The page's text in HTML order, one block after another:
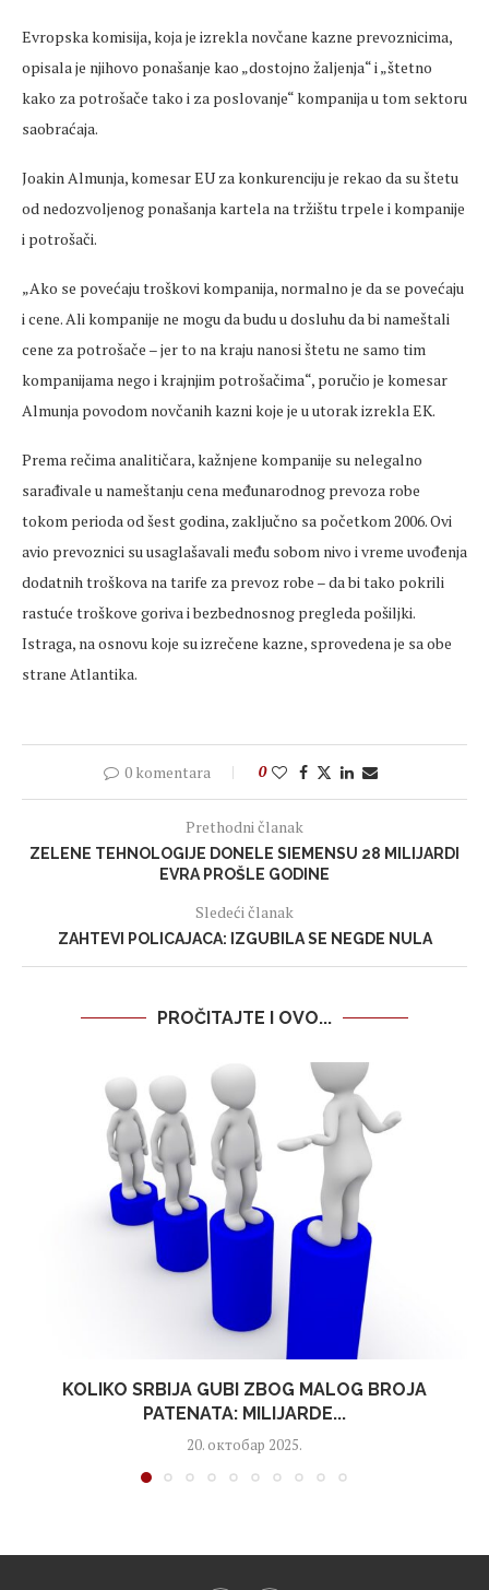
Evropska komisija, koja je izrekla novčane kazne prevoznicima,
opisala je njihovo ponašanje kao „dostojno žaljenja“ i „štetno
kako za potrošače tako i za poslovanje“ kompanija u tom sektoru
saobraćaja.
Joakin Almunja, komesar EU za konkurenciju je rekao da su štetu
od nedozvoljenog ponašanja kartela na tržištu trpele i kompanije
i potrošači.
„Ako se povećaju troškovi kompanija, normalno je da se povećaju
i cene. Ali kompanije ne mogu da budu u dosluhu da bi nameštali
cene za potrošače – jer to na kraju nanosi štetu ne samo tim
kompanijama nego i krajnjim potrošačima“, poručio je komesar
Almunja povodom novčanih kazni koje je u utorak izrekla EK.
Prema rečima analitičara, kažnjene kompanije su nelegalno
sarađivale u nameštanju cena međunarodnog prevoza robe
tokom perioda od šest godina, zaključno sa početkom 2006. Ovi
avio prevoznici su usaglašavali među sobom nivo i vreme uvođenja
dodatnih troškova na tarife za prevoz robe – da bi tako pokrili
rastuće troškove goriva i bezbednosnog pregleda pošiljki.
Istraga, na osnovu koje su izrečene kazne, sprovedena je sa obe
strane Atlantika.
0 komentara 0
Prethodni članak
ZELENE TEHNOLOGIJE DONELE SIEMENSU 28 MILIJARDI
EVRA PROŠLE GODINE
Sledeći članak
ZAHTEVI POLICAJACA: IZGUBILA SE NEGDE NULA
PROČITAJTE I OVO...
KOLIKO SRBIJA GUBI ZBOG MALOG BROJA
PATENATA: MILIJARDE...
20. октобар 2025.